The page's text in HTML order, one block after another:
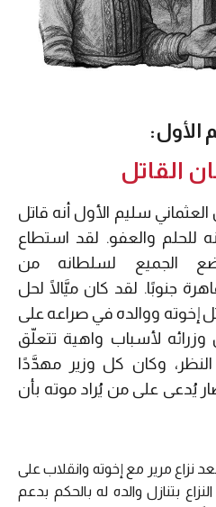
الأول:
القاتل
سليم الأول أنه قاتل
للحلم والعفو. لقد استطاع
الجميع لسلطانه من
جنوبًا. لقد كان ميَّالًا لحل
إخوته ووالده في صراعه على
لأسباب واهية تتعلّق
النظر، وكان كل وزير مهدَّدًا
يُدعى على من يُراد موته بأن
نزاع مرير مع إخوته وانقلاب على
بتنازل والده له بالحكم بدعم